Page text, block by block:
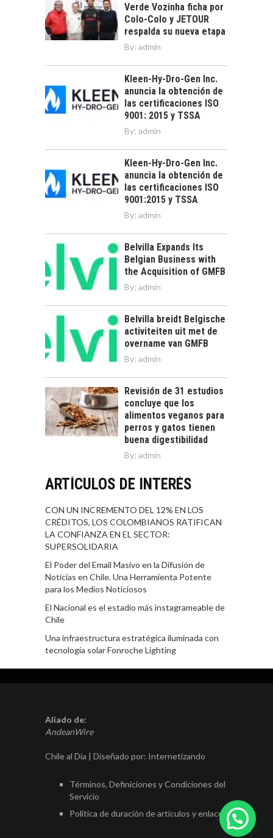
Verde Vozinha ficha por
Colo-Colo y JETOUR
respalda su nueva etapa
By: admin
Kleen-Hy-Dro-Gen Inc.
anuncia la obtención de
las certificaciones ISO
9001: 2015 y TSSA
By: admin
Kleen-Hy-Dro-Gen Inc.
anuncia la obtención de
las certificaciones ISO
9001:2015 y TSSA
By: admin
Belvilla Expands Its
Belgian Business with
the Acquisition of GMFB
By: admin
Belvilla breidt Belgische
activiteiten uit met de
overname van GMFB
By: admin
Revisión de 31 estudios
concluye que los
alimentos veganos para
perros y gatos tienen
buena digestibilidad
By: admin
ARTÍCULOS DE INTERÉS
CON UN INCREMENTO DEL 12% EN LOS
CRÉDITOS, LOS COLOMBIANOS RATIFICAN
LA CONFIANZA EN EL SECTOR:
SUPERSOLIDARIA
El Poder del Email Masivo en la Difusión de
Noticias en Chile. Una Herramienta Potente
para los Medios Noticiosos
El Nacional es el estadio más instagrameable de
Chile
Una infraestructura estratégica iluminada con
tecnología solar Fonroche Lighting
Aliado de:
AndeanWire
Chile al Día | Diseñado por: Internetizando
Términos, Definiciones y Condiciones del
Servicio
Política de duración de artículos y enlaces